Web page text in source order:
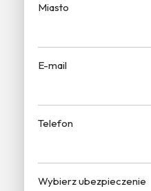
Miasto
E-mail
Telefon
Wybierz ubezpieczenie